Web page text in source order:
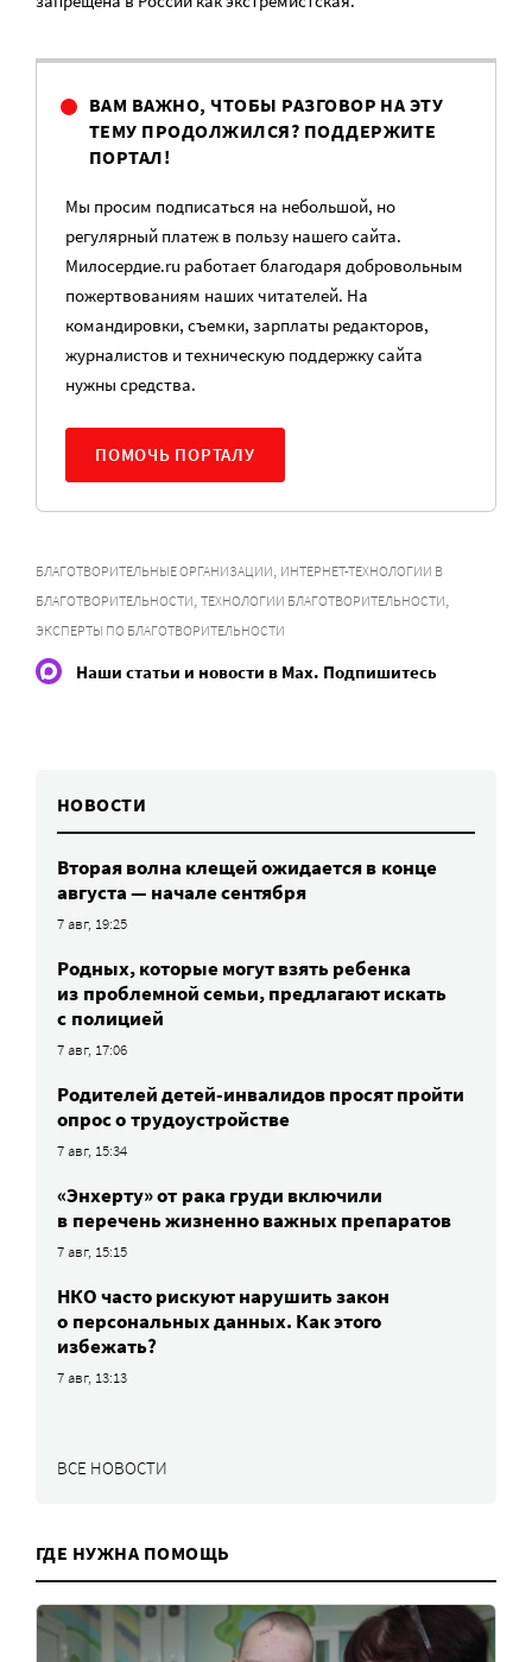
ВАМ ВАЖНО, ЧТОБЫ РАЗГОВОР НА ЭТУ
ТЕМУ ПРОДОЛЖИЛСЯ? ПОДДЕРЖИТЕ
ПОРТАЛ!
Мы просим подписаться на небольшой, но
регулярный платеж в пользу нашего сайта.
Милосердие.ru работает благодаря добровольным
пожертвованиям наших читателей. На
командировки, съемки, зарплаты редакторов,
журналистов и техническую поддержку сайта
нужны средства.
ПОМОЧЬ ПОРТАЛУ
БЛАГОТВОРИТЕЛЬНЫЕ ОРГАНИЗАЦИИ, ИНТЕРНЕТ-ТЕХНОЛОГИИ В
БЛАГОТВОРИТЕЛЬНОСТИ, ТЕХНОЛОГИИ БЛАГОТВОРИТЕЛЬНОСТИ,
ЭКСПЕРТЫ ПО БЛАГОТВОРИТЕЛЬНОСТИ
Наши статьи и новости в Max. Подпишитесь
НОВОСТИ
Вторая волна клещей ожидается в конце
августа — начале сентября
7 авг, 19:25
Родных, которые могут взять ребенка
из проблемной семьи, предлагают искать
с полицией
7 авг, 17:06
Родителей детей-инвалидов просят пройти
опрос о трудоустройстве
7 авг, 15:34
«Энхерту» от рака груди включили
в перечень жизненно важных препаратов
7 авг, 15:15
НКО часто рискуют нарушить закон
о персональных данных. Как этого
избежать?
7 авг, 13:13
ВСЕ НОВОСТИ
ГДЕ НУЖНА ПОМОЩЬ